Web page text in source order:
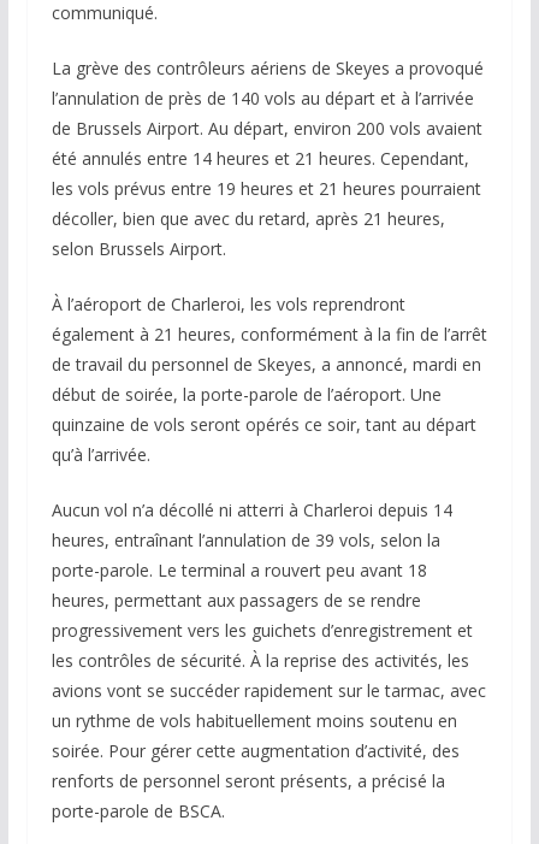
communiqué.
La grève des contrôleurs aériens de Skeyes a provoqué
l’annulation de près de 140 vols au départ et à l’arrivée
de Brussels Airport. Au départ, environ 200 vols avaient
été annulés entre 14 heures et 21 heures. Cependant,
les vols prévus entre 19 heures et 21 heures pourraient
décoller, bien que avec du retard, après 21 heures,
selon Brussels Airport.
À l’aéroport de Charleroi, les vols reprendront
également à 21 heures, conformément à la fin de l’arrêt
de travail du personnel de Skeyes, a annoncé, mardi en
début de soirée, la porte-parole de l’aéroport. Une
quinzaine de vols seront opérés ce soir, tant au départ
qu’à l’arrivée.
Aucun vol n’a décollé ni atterri à Charleroi depuis 14
heures, entraînant l’annulation de 39 vols, selon la
porte-parole. Le terminal a rouvert peu avant 18
heures, permettant aux passagers de se rendre
progressivement vers les guichets d’enregistrement et
les contrôles de sécurité. À la reprise des activités, les
avions vont se succéder rapidement sur le tarmac, avec
un rythme de vols habituellement moins soutenu en
soirée. Pour gérer cette augmentation d’activité, des
renforts de personnel seront présents, a précisé la
porte-parole de BSCA.